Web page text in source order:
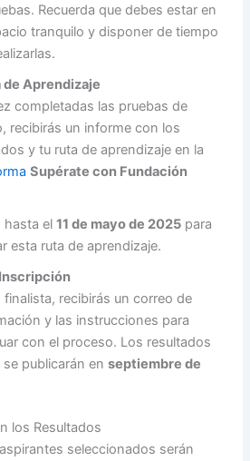
Recuerda que debes estar en
tranquilo y disponer de tiempo
de Aprendizaje
completadas las pruebas de
recibirás un informe con los
y tu ruta de aprendizaje en la
Supérate con Fundación
hasta el11 de mayo de 2025 para
esta ruta de aprendizaje.
finalista, recibirás un correo de
y las instrucciones para
con el proceso. Los resultados
se publicarán enseptiembre de
los Resultados
seleccionados serán